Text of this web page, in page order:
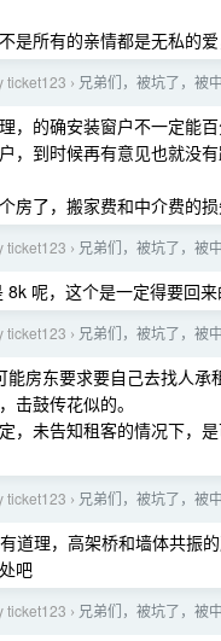
是所有的亲情都是无私的爱
ticket123 › 兄弟们，被坑了，被
，的确安装窗户不一定能
，到时候再有意见也就没
房了，搬家费和中介费的
ticket123 › 兄弟们，被坑了，被
8k 呢，这个是一定得要回来
ticket123 › 兄弟们，被坑了，被
能房东要求要自己去找人承
击鼓传花似的。
，未告知租客的情况下，
ticket123 › 兄弟们，被坑了，被
道理，高架桥和墙体共振
吧
ticket123 › 兄弟们，被坑了，被